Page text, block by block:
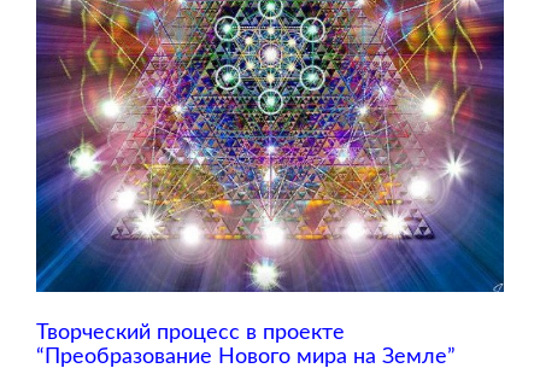
Творческий процесс в проекте
“Преобразование Нового мира на Земле”